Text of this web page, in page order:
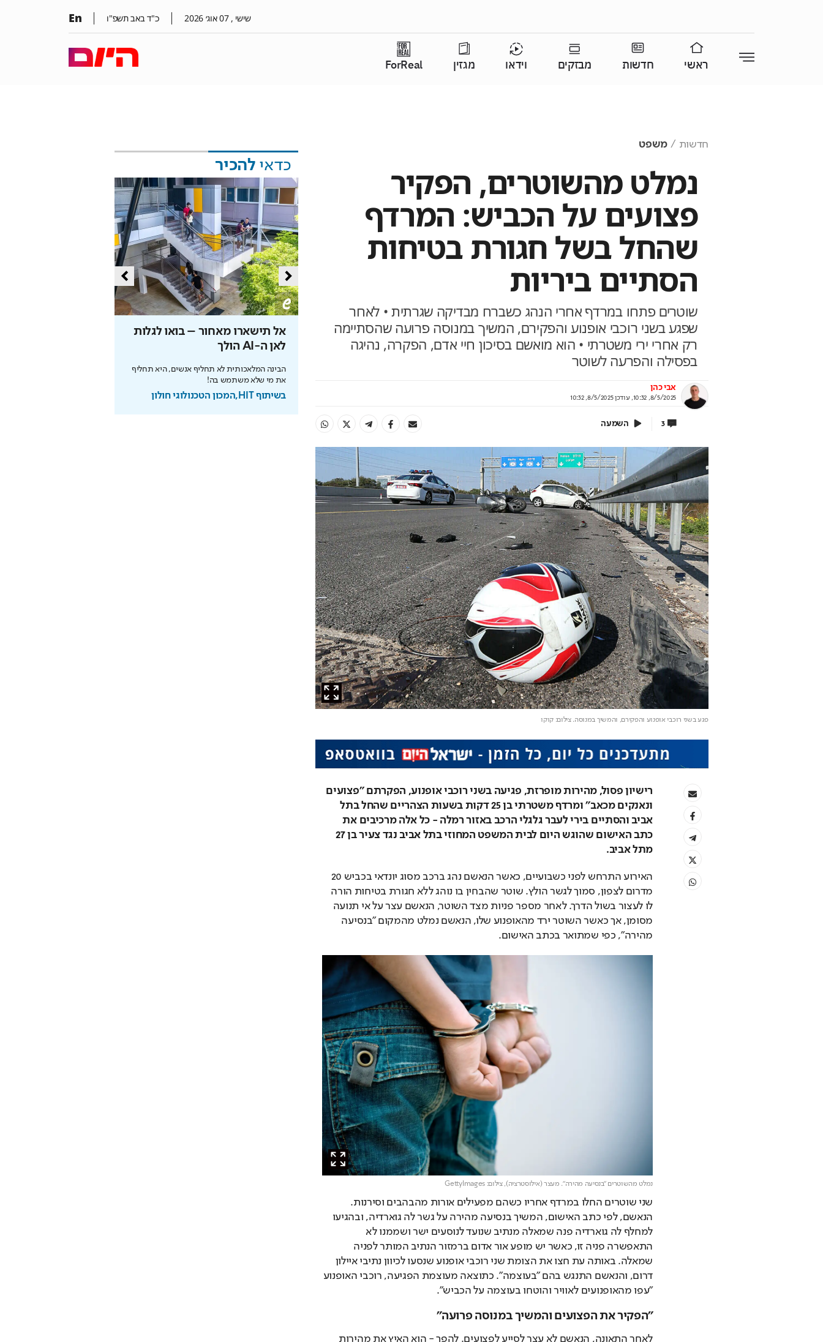
שישי , 07אוג׳ 2026 כ"ד באב תשפ"ו En
ראשי חדשות מבזקים וידאו מגזין ForReal
חדשות משפט
נמלט מהשוטרים, הפקיר
פצועים על הכביש: המרדף
שהחל בשל חגורת בטיחות
הסתיים ביריות
שוטרים פתחו במרדף אחרי הנהג כשברח מבדיקה שגרתית • לאחר
שפגע בשני רוכבי אופנוע והפקירם, המשיך במנוסה פרועה שהסתיימה
רק אחרי ירי משטרתי • הוא מואשם בסיכון חיי אדם, הפקרה, נהיגה
בפסילה והפרעה לשוטר
אבי כהן
8/5/2025, 10:32
, עודכן8/5/2025, 10:32
3 השמעה
פגע בשני רוכבי אופנוע והפקירם, והמשיך במנוסה. צילום: קוקו
ונאנקים מכאב" ומרדף משטרתי בן 25 דקות בשעות הצהריים שהחל בתל
אביב והסתיים בירי לעבר גלגלי הרכב באזור רמלה - כל אלה מרכיבים את
כתב האישום שהוגש היום לבית המשפט המחוזי בתל אביב נגד צעיר בן 27
מתל אביב.
מהירה", כפי שמתואר בכתב האישום.
נמלט מהשוטרים "בנסיעה מהירה". מעצר (אילוסטרציה),צילום: GettyImages
"עפו מהאופנועים לאוויר והוטחו בעוצמה על הכביש".
"הפקיר את הפצועים והמשיך במנוסה פרועה"
כדאי להכיר
אל תישארו מאחור – בואו לגלות
לאן ה-AI הולך
הבינה המלאכותית לא תחליף אנשים, היא תחליף
את מי שלא משתמש בה!
בשיתוף HIT,המכון הטכנולוגי חולון
מהפכת הרובוטיקה לבית
מהפכת הניקיון החכם: כל הבית נקי בלחיצת
הטעויות שיחתכו לכם את קצבת
הפנסיה
ממשיכת כספים ועד חוסר תכנון – הצעדים שיצילו
בשיתוף מנורה מבטחים
איך 200 ש"ח בחודש הופכים ל140
קטנים שיכולים לסגור את הבור הפנסיוני בין